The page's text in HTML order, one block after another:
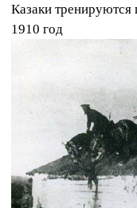
Казаки тренируются
1910 год